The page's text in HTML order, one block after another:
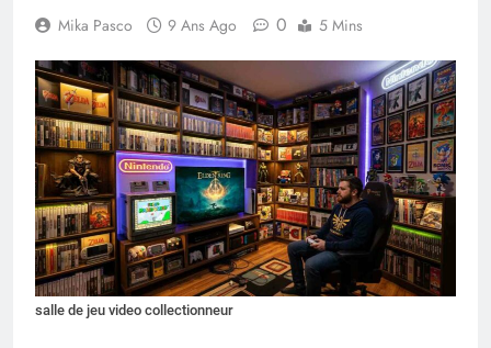
Mika Pasco 9 Ans Ago 0 5 Mins
salle de jeu video collectionneur